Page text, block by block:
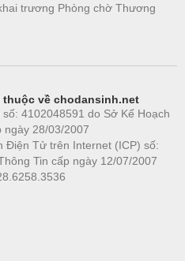
trương Phòng chờ Thương
thuộc về chodansinh.net
4102048591 do Sở Kế Hoạch
28/03/2007
Điện Tử trên Internet (ICP) số:
Tin cấp ngày 12/07/2007